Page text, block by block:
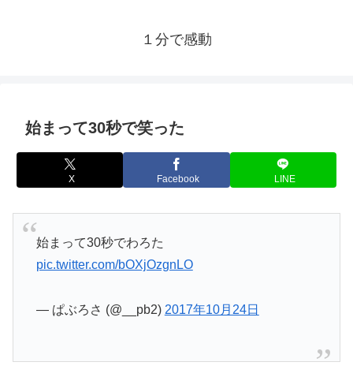
１分で感動
始まって30秒で笑った
X Facebook LINE
始まって30秒でわろた
pic.twitter.com/bOXjOzgnLO
— ぱぶろさ (@__pb2) 2017年10月24日